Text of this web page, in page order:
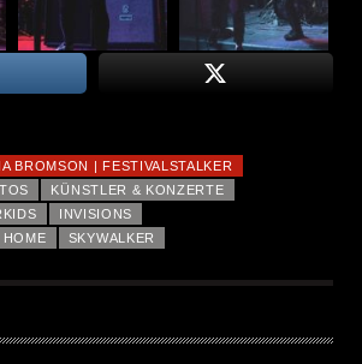
BROMSON | FESTIVALSTALKER
KÜNSTLER & KONZERTE
INVISIONS
SKYWALKER